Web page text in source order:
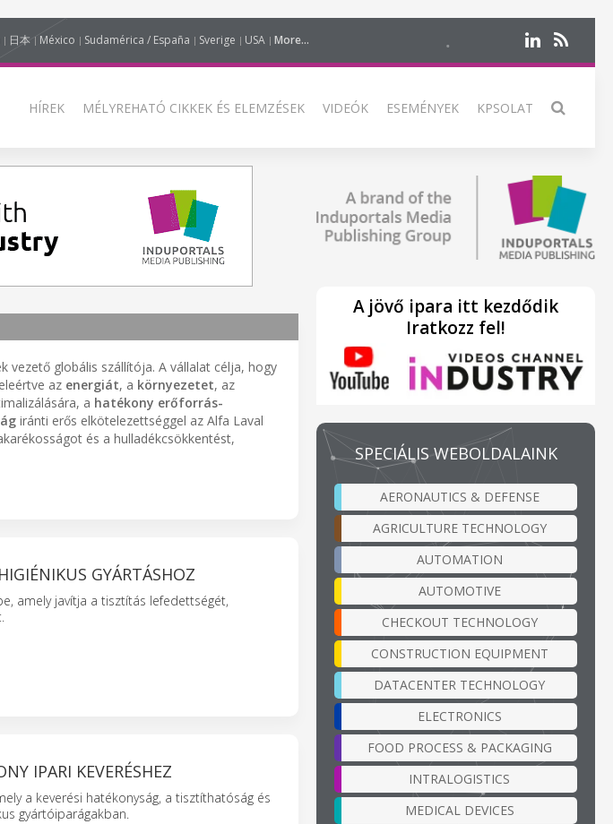
日本 México Sudamérica / España Sverige USA More...
HÍREK MÉLYREHATÓ CIKKEK ÉS ELEMZÉSEK VIDEÓK ESEMÉNYEK KPSOLAT
vezető globális szállítója. A vállalat célja, hogy
az energiát, a környezetet, az
a hatékony erőforrás-
iránti erős elkötelezettséggel az Alfa Laval
és a hulladékcsökkentést,
GYÁRTÁSHOZ
amely javítja a tisztítás lefedettségét,
IPARI KEVERÉSHEZ
a keverési hatékonyság, a tisztíthatóság és
gyártóiparágakban.
A jövő ipara itt kezdődik
Iratkozz fel!
SPECIÁLIS WEBOLDALAINK
AERONAUTICS & DEFENSE
AGRICULTURE TECHNOLOGY
AUTOMATION
AUTOMOTIVE
CHECKOUT TECHNOLOGY
CONSTRUCTION EQUIPMENT
DATACENTER TECHNOLOGY
ELECTRONICS
FOOD PROCESS & PACKAGING
INTRALOGISTICS
MEDICAL DEVICES